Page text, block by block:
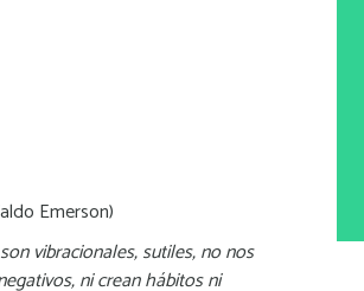
Emerson)
vibracionales, sutiles, no nos
ni crean hábitos ni